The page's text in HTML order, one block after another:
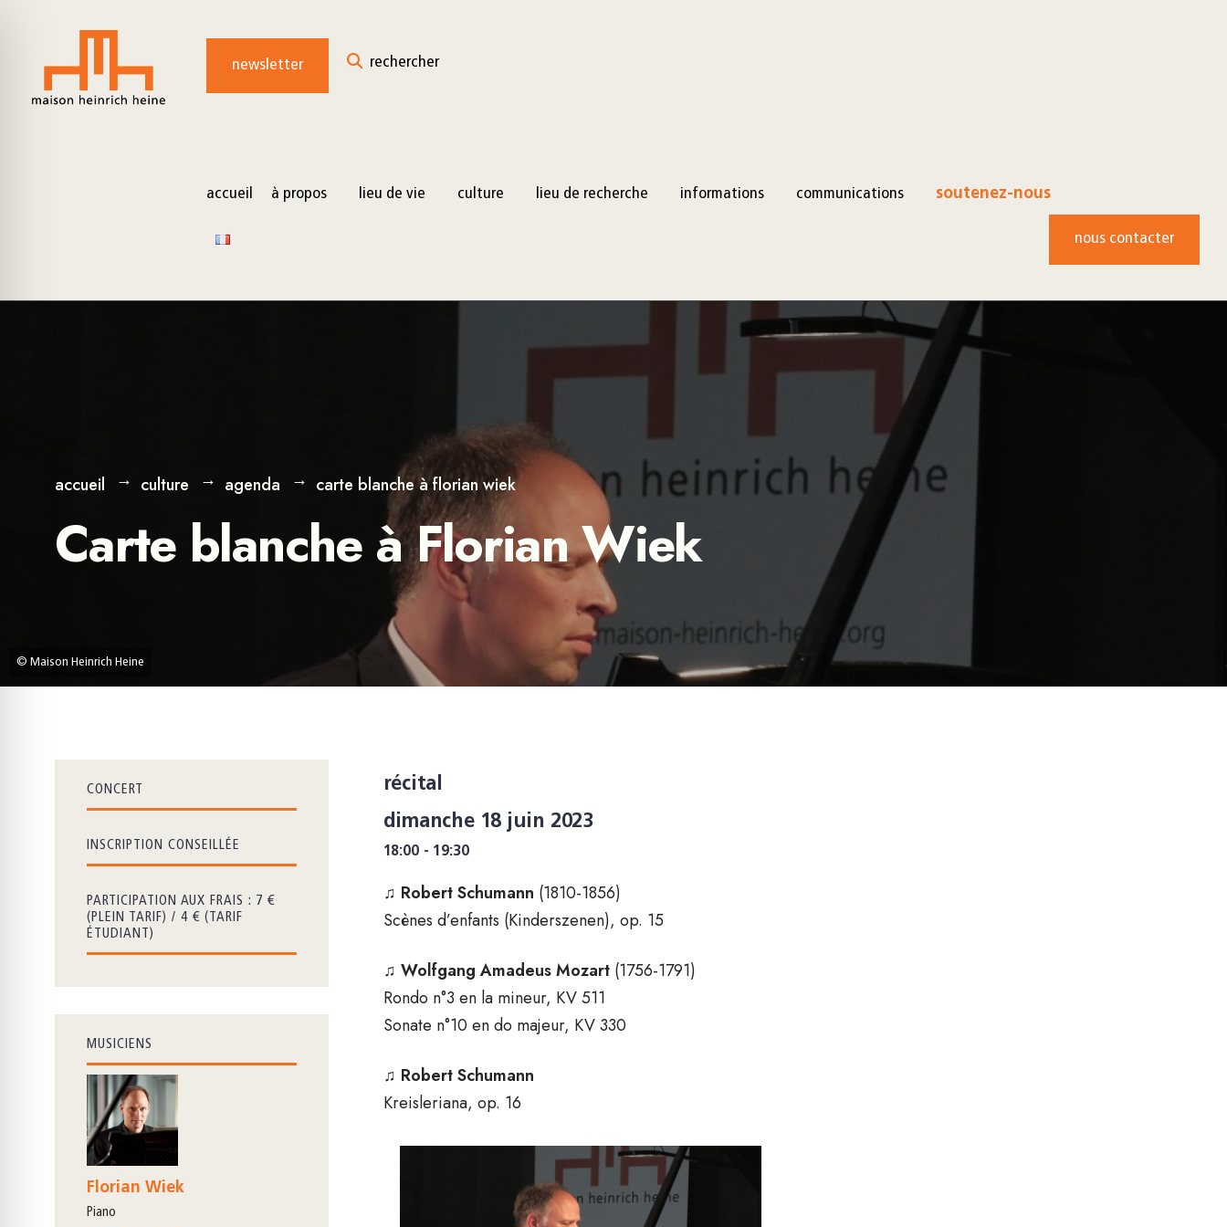
content
newsletter rechercher
accueil à propos lieu de vie culture lieu de recherche informations communications soutenez-nous
nous contacter
© Maison Heinrich Heine
accueil culture agenda carte blanche à florian wiek
Carte blanche à Florian Wiek
récital
dimanche 18 juin 2023
18:00 - 19:30
♫ Robert Schumann (1810-1856)
Scènes d’enfants (Kinderszenen), op. 15
♫ Wolfgang Amadeus Mozart (1756-1791)
Rondo n°3 en la mineur, KV 511
Sonate n°10 en do majeur, KV 330
♫ Robert Schumann
Kreisleriana, op. 16
CONCERT
INSCRIPTION CONSEILLÉE
PARTICIPATION AUX FRAIS : 7 €
(PLEIN TARIF) / 4 € (TARIF
ÉTUDIANT)
MUSICIENS
Florian Wiek
piano